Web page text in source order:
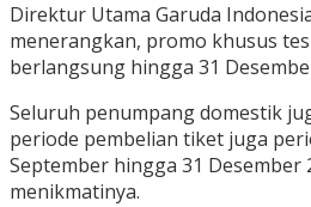
Direktur Utama Garuda
menerangkan, promo khusus tes
berlangsung hingga 31
Seluruh penumpang domestik
periode pembelian tiket juga
September hingga 31 Desember
menikmatinya.